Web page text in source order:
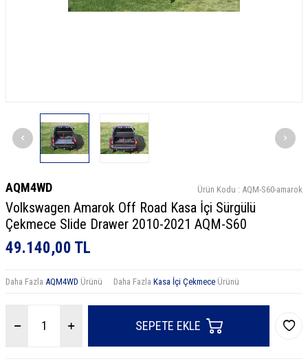
AQM4WD Ürün Kodu : AQM-S60-amarok
Volkswagen Amarok Off Road Kasa İçi Sürgülü
Çekmece Slide Drawer 2010-2021 AQM-S60
49.140,00 TL
Daha Fazla AQM4WD Ürünü Daha Fazla Kasa İçi Çekmece Ürünü
SEPETE EKLE